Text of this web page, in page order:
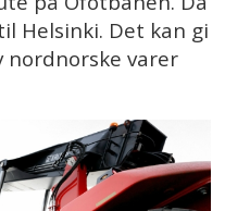
Helsinki. Det kan gi
varer